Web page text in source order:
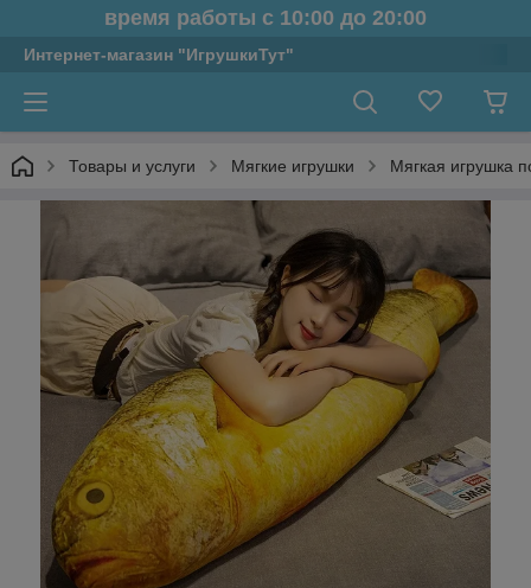
время работы с 10:00 до 20:00
Интернет-магазин "ИгрушкиТут"
Товары и услуги Мягкие игрушки Мягкая игрушка